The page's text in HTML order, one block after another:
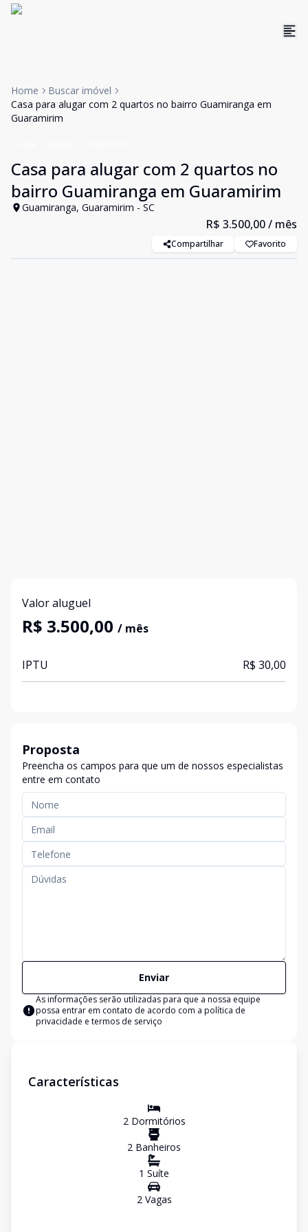
Home
Buscar imóvel
Casa para alugar com 2 quartos no bairro Guamiranga em
Guaramirim
Casa para alugar com 2 quartos no
bairro Guamiranga em Guaramirim
Guamiranga, Guaramirim - SC
R$ 3.500,00/ mês
Compartilhar Favorito
Valor aluguel
R$ 3.500,00 / mês
IPTU R$ 30,00
Proposta
Preencha os campos para que um de nossos especialistas
entre em contato
Enviar
As informações serão utilizadas para que a nossa equipe
possa entrar em contato de acordo com a política de
privacidade e termos de serviço
Características
2Dormitórios
2 Banheiros
1 Suíte
2Vagas